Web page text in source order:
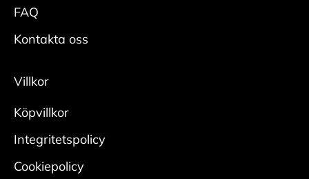
FAQ
Kontakta oss
Villkor
Köpvillkor
Integritetspolicy
Cookiepolicy